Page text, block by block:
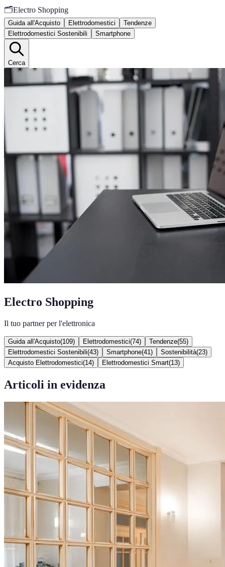
🗂️Electro Shopping
Guida all'Acquisto Elettrodomestici
Tendenze
Elettrodomestici Sostenibili
Smartphone
Cerca
Electro Shopping
Il tuo partner per l'elettronica
Guida all'Acquisto(109) Elettrodomestici(74) Tendenze(55)
Elettrodomestici Sostenibili(43) Smartphone(41 ) Sostenibilità(23)
Acquisto Elettrodomestici(14) Elettrodomestici Smart(13)
Articoli in evidenza